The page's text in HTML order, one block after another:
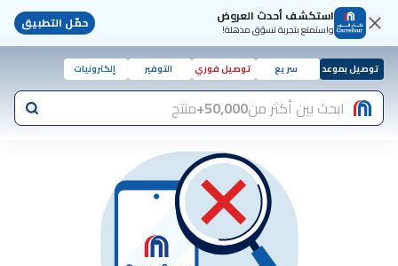
استكشف أحدث العروض
واستمتع بتجربة تسوّق مذهلة! حمّل التطبيق
توصيل بموعد سريع توصيل فوري التوفير إلكترونيات
ابحث بين أكثر من50,000+ منتج